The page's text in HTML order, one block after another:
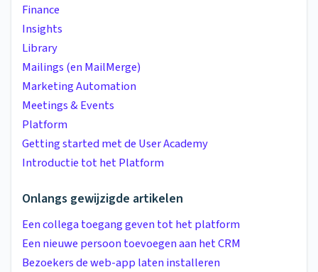
Finance
Insights
Library
Mailings (en MailMerge)
Marketing Automation
Meetings & Events
Platform
Getting started met de User Academy
Introductie tot het Platform
Onlangs gewijzigde artikelen
Een collega toegang geven tot het platform
Een nieuwe persoon toevoegen aan het CRM
Bezoekers de web-app laten installeren